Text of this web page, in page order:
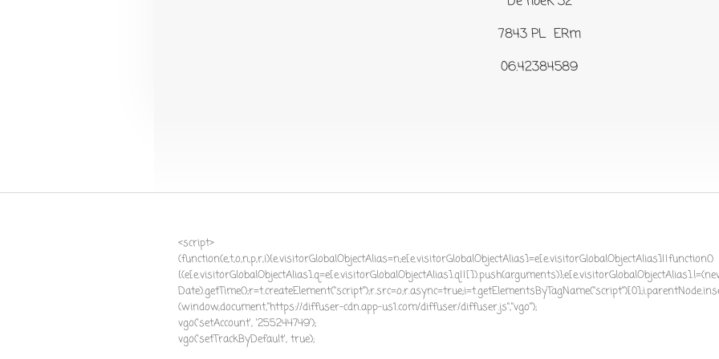
7843 PL ERm
06.42384589
<script>
(function(e,t,o,n,p,r,i){e.visitorGlobalObjectAlias=n;e[e.visitorGlobalObjectAlias]=e[e.visitorGlobalObjectAlias]||function()
(window,document,"https://diffuser-cdn.app-us1.com/diffuser/diffuser.js","vgo");
vgo('setAccount', '255244749');
vgo('setTrackByDefault', true);